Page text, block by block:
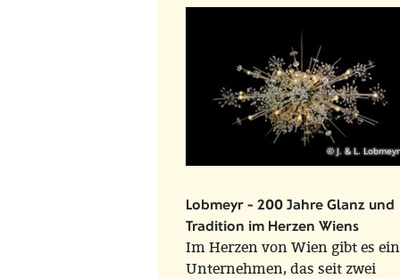
© J. & L. Lobmeyr
Lobmeyr - 200 Jahre Glanz und
Tradition im Herzen Wiens
Im Herzen von Wien gibt es ein
Unternehmen, das seit zwei